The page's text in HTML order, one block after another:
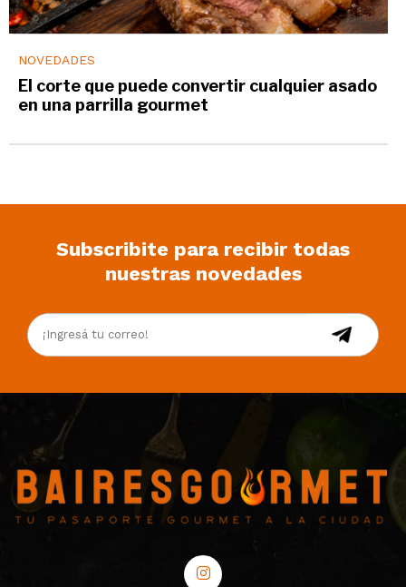
NOVEDADES
El corte que puede convertir cualquier asado
en una parrilla gourmet
Subscribite para recibir todas
nuestras novedades